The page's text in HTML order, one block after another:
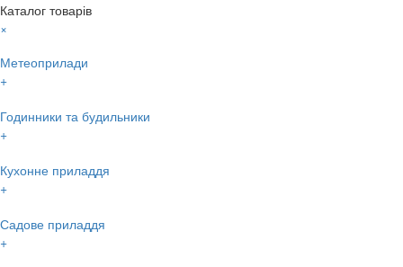
Каталог товарів
×
Метеоприлади
+
Годинники та будильники
+
Кухонне приладдя
+
Садове приладдя
+